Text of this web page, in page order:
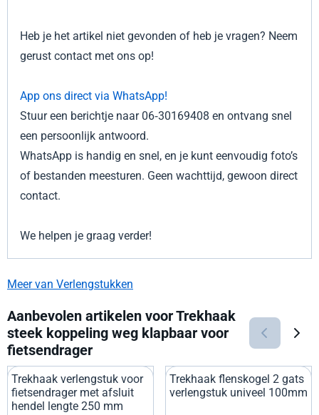
Heb je het artikel niet gevonden of heb je vragen? Neem
gerust contact met ons op!
App ons direct via WhatsApp!
Stuur een berichtje naar 06‑30169408 en ontvang snel
een persoonlijk antwoord.
WhatsApp is handig en snel, en je kunt eenvoudig foto’s
of bestanden meesturen. Geen wachttijd, gewoon direct
contact.
We helpen je graag verder!
Meer van Verlengstukken
Aanbevolen artikelen voorTrekhaak
steek koppeling weg klapbaar voor
fietsendrager
Trekhaak verlengstuk voor
fietsendrager met afsluit
hendel lengte 250 mm
Trekhaak flenskogel 2 gats
verlengstuk univeel 100mm